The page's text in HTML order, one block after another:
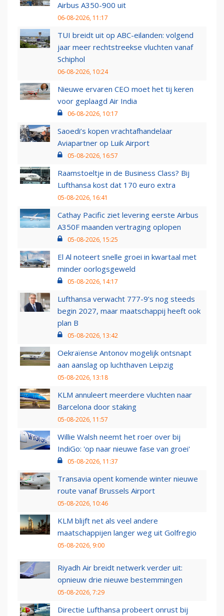
Airbus A350-900 uit
06-08-2026, 11:17
TUI breidt uit op ABC-eilanden: volgend
jaar meer rechtstreekse vluchten vanaf
Schiphol
06-08-2026, 10:24
Nieuwe ervaren CEO moet het tij keren
voor geplaagd Air India
06-08-2026, 10:17
Saoedi’s kopen vrachtafhandelaar
Aviapartner op Luik Airport
05-08-2026, 16:57
Raamstoeltje in de Business Class? Bij
Lufthansa kost dat 170 euro extra
05-08-2026, 16:41
Cathay Pacific ziet levering eerste Airbus
A350F maanden vertraging oplopen
05-08-2026, 15:25
El Al noteert snelle groei in kwartaal met
minder oorlogsgeweld
05-08-2026, 14:17
Lufthansa verwacht 777-9’s nog steeds
begin 2027, maar maatschappij heeft ook
plan B
05-08-2026, 13:42
Oekraïense Antonov mogelijk ontsnapt
aan aanslag op luchthaven Leipzig
05-08-2026, 13:18
KLM annuleert meerdere vluchten naar
Barcelona door staking
05-08-2026, 11:57
Willie Walsh neemt het roer over bij
IndiGo: 'op naar nieuwe fase van groei'
05-08-2026, 11:37
Transavia opent komende winter nieuwe
route vanaf Brussels Airport
05-08-2026, 10:46
KLM blijft net als veel andere
maatschappijen langer weg uit Golfregio
05-08-2026, 9:00
Riyadh Air breidt netwerk verder uit:
opnieuw drie nieuwe bestemmingen
05-08-2026, 7:29
Directie Lufthansa probeert onrust bij